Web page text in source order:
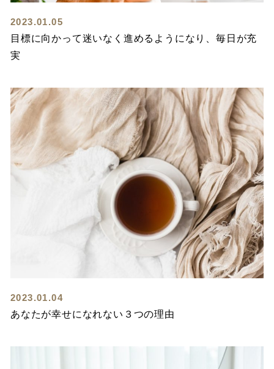
目標に向かって迷いなく進めるようになり、毎日が充
実
2023.01.05
あなたが幸せになれない３つの理由
2023.01.04